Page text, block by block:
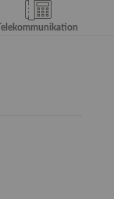
Telekommunikation